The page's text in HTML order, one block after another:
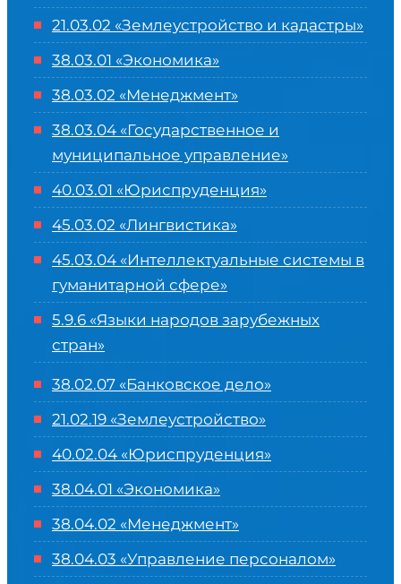
21.03.02 «Землеустройство и кадастры»
38.03.01 «Экономика»
38.03.02 «Менеджмент»
38.03.04 «Государственное и
муниципальное управление»
40.03.01 «Юриспруденция»
45.03.02 «Лингвистика»
45.03.04 «Интеллектуальные системы в
гуманитарной сфере»
5.9.6 «Языки народов зарубежных
стран»
38.02.07 «Банковское дело»
21.02.19 «Землеустройство»
40.02.04 «Юриспруденция»
38.04.01 «Экономика»
38.04.02 «Менеджмент»
38.04.03 «Управление персоналом»